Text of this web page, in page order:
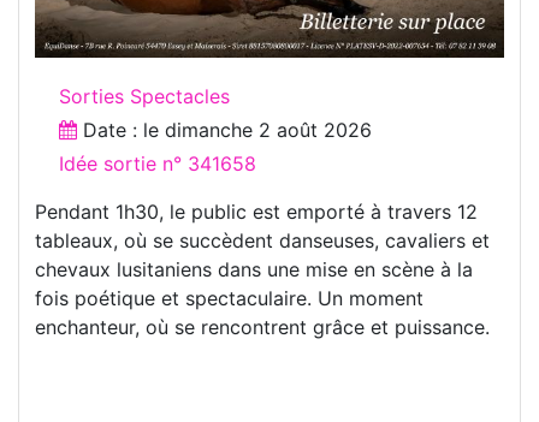
Sorties Spectacles
Date : le dimanche 2 août 2026
Idée sortie n° 341658
Pendant 1h30, le public est emporté à travers 12
tableaux, où se succèdent danseuses, cavaliers et
chevaux lusitaniens dans une mise en scène à la
fois poétique et spectaculaire. Un moment
enchanteur, où se rencontrent grâce et puissance.